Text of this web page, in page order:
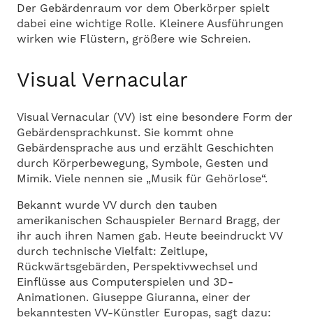
Der Gebärdenraum vor dem Oberkörper spielt
dabei eine wichtige Rolle. Kleinere Ausführungen
wirken wie Flüstern, größere wie Schreien.
Visual Vernacular
Visual Vernacular (VV) ist eine besondere Form der
Gebärdensprachkunst. Sie kommt ohne
Gebärdensprache aus und erzählt Geschichten
durch Körperbewegung, Symbole, Gesten und
Mimik. Viele nennen sie „Musik für Gehörlose“.
Bekannt wurde VV durch den tauben
amerikanischen Schauspieler Bernard Bragg, der
ihr auch ihren Namen gab. Heute beeindruckt VV
durch technische Vielfalt: Zeitlupe,
Rückwärtsgebärden, Perspektivwechsel und
Einflüsse aus Computerspielen und 3D-
Animationen. Giuseppe Giuranna, einer der
bekanntesten VV-Künstler Europas, sagt dazu: